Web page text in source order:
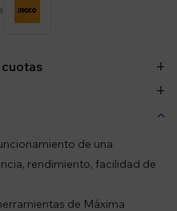
de una
rendimiento, facilidad de
de Máxima